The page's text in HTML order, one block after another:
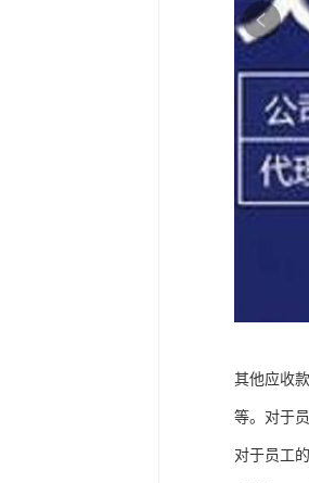
其他应收
等。对于
对于员工